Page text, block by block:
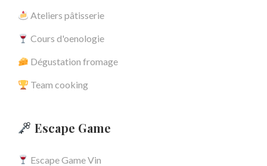
Ateliers pâtisserie
Cours d'oenologie
Dégustation fromage
Team cooking
Escape Game
Escape Game Vin